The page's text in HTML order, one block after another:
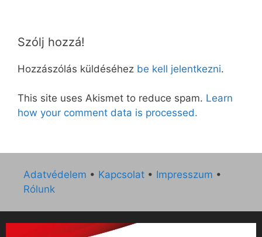
Szólj hozzá!
Hozzászólás küldéséhez be kell jelentkezni.
This site uses Akismet to reduce spam. Learn
how your comment data is processed.
Adatvédelem • Kapcsolat • Impresszum •
Rólunk